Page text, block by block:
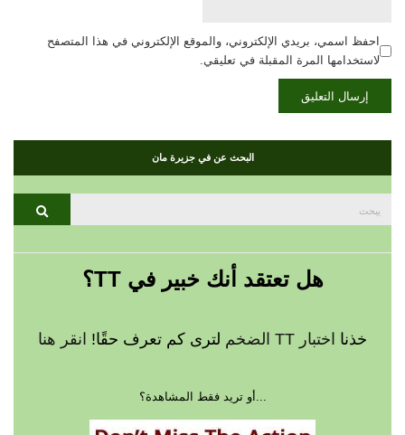
احفظ اسمي، بريدي الإلكتروني، والموقع الإلكتروني في هذا المتصفح
لاستخدامها المرة المقبلة في تعليقي.
البحث عن في جزيرة مان
يبحث
هل تعتقد أنك خبير في TT؟
خذنا اختبار TT الضخم لترى كم تعرف حقًا! انقر هنا
...أو تريد فقط المشاهدة؟